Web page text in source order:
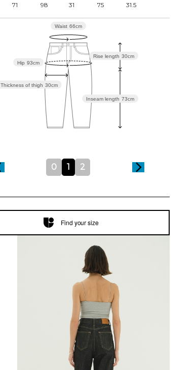
71 98 31 75 31.5
Inseam length 73cm
Rise length 30cm
Thickness of thigh 30cm
Hip 93cm
Waist 66cm
0 1 2
Find your size